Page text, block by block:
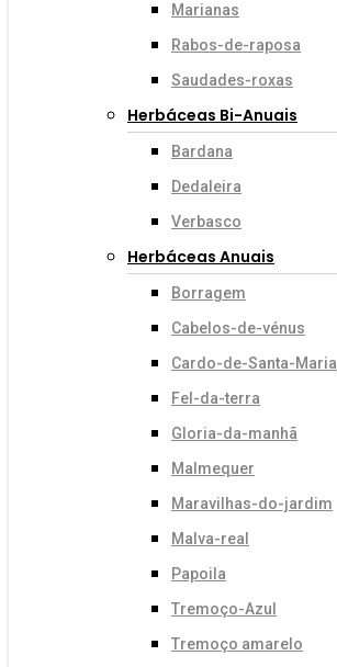
Marianas
Rabos-de-raposa
Saudades-roxas
Herbáceas Bi-Anuais
Bardana
Dedaleira
Verbasco
Herbáceas Anuais
Borragem
Cabelos-de-vénus
Cardo-de-Santa-Maria
Fel-da-terra
Gloria-da-manhã
Malmequer
Maravilhas-do-jardim
Malva-real
Papoila
Tremoço-Azul
Tremoço amarelo